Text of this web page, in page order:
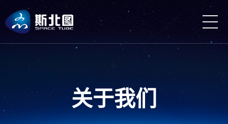
关于我们